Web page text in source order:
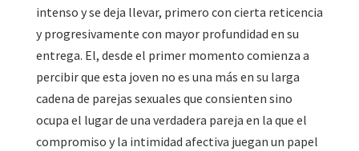
intenso y se deja llevar, primero con cierta reticencia
y progresivamente con mayor profundidad en su
entrega. El, desde el primer momento comienza a
percibir que esta joven no es una más en su larga
cadena de parejas sexuales que consienten sino
ocupa el lugar de una verdadera pareja en la que el
compromiso y la intimidad afectiva juegan un papel